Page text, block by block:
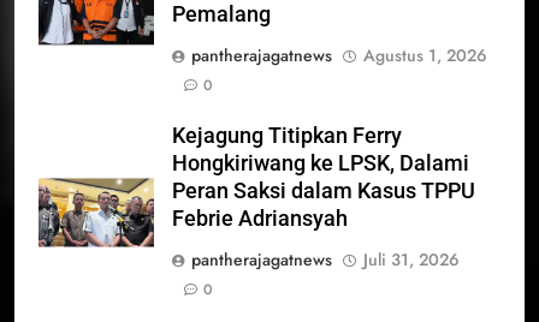
Pemalang
pantherajagatnews
Agustus 1, 2026
0
Kejagung Titipkan Ferry
Hongkiriwang ke LPSK, Dalami
Peran Saksi dalam Kasus TPPU
Febrie Adriansyah
pantherajagatnews
Juli 31, 2026
0